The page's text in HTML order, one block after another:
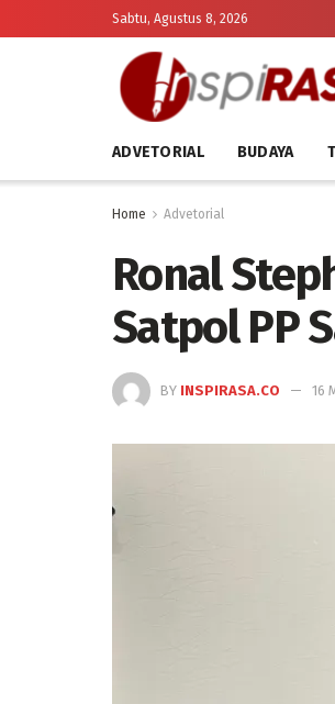
Sabtu, Agustus 8, 2026
ADVETORIAL BUDAYA
Home Advetorial
Ronal
Satpol PP
BY INSPIRASA.CO 16